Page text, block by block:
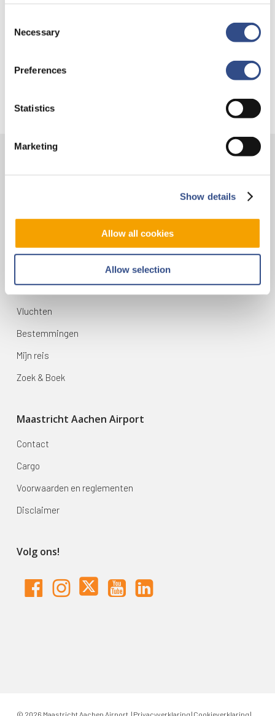
Selection
Necessary
Preferences
Statistics
Marketing
Show details
Allow all cookies
Allow selection
Trainingsvlucht 17 juli
Trainingsvlucht KLM
Contact
infodesk@maa.nl
Op reis
Vluchten
Bestemmingen
Mijn reis
Zoek & Boek
Maastricht Aachen Airport
Contact
Cargo
Voorwaarden en reglementen
Disclaimer
Volg ons!